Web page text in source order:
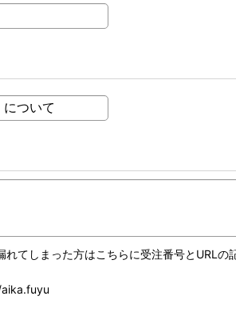
てしまった方はこちらに受注番号とURLの